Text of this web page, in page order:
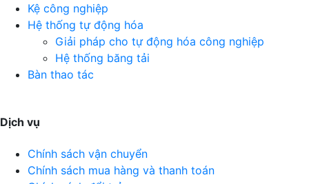
Kệ công nghiệp
Hệ thống tự động hóa
Giải pháp cho tự động hóa công nghiệp
Hệ thống băng tải
Bàn thao tác
Dịch vụ
Chính sách vận chuyển
Chính sách mua hàng và thanh toán